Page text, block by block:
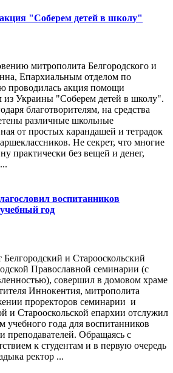
"Соберем детей в школу"
митрополита Белгородского и
Епархиальным отделом по
проводилась акция помощи
Украины "Соберем детей в школу".
благотворителям, на средства
различные школьные
от простых карандашей и тетрадок
Не секрет, что многие
практически без вещей и денег,
воспитанников
год
Белгородский и Старооскольский
Православной семинарии (с
совершил в домовом храме
Иннокентия, митрополита
проректоров семинарии и
и Старооскольской епархии отслужил
учебного года для воспитанников
преподавателей. Обращаясь с
к студентам и в первую очередь
ректор ...